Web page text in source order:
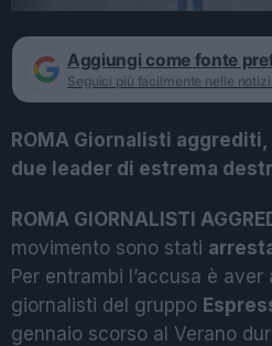
Aggiungi come fonte
Seguici più facilmente nelle
ROMA Giornalisti
due leader di estrema
ROMA GIORNALISTI
movimento sono stati
Per entrambi l’accusa è
giornalisti del gruppo
gennaio scorso al Verano